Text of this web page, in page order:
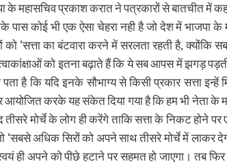
महासचिव प्रकाश करात ने पत्रकारों से बातचीत में
कोई भी एक ऐसा चेहरा नही है जो देश में भाजपा के
‘सत्ता का बंटवारा करने में सरलता रहती है, क्योंकि
को इतना बढ़ाते हैं कि ये सब आपस में झगड़
है कि यदि इनके सौभाग्य से किसी प्रकार सत्ता इन्हें
आयोजित करके यह संकेत दिया गया है कि हम भी नेता
मोर्चे के लोग ही करेंगे ताकि सत्ता के निकट होने
‘सबसे अधिक सिरों को अपने साथ तीसरे मोर्चे में
ही अपने को पीछे हटाने पर सहमत हो जाएगा। तब